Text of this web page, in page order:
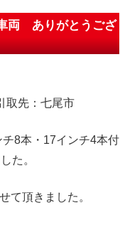
両 ありがとうござ
先：七尾市
8本・17インチ4本付
た。
て頂きました。